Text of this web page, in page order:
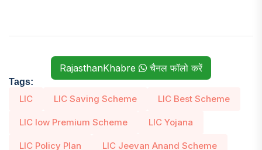
RajasthanKhabre चैनल फॉलो करें
Tags:
LIC LIC Saving Scheme LIC Best Scheme
LIC low Premium Scheme LIC Yojana
LIC Policy Plan LIC Jeevan Anand Scheme